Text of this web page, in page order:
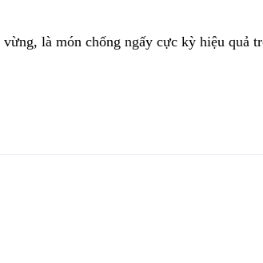
là món chống ngấy cực kỳ hiệu quả